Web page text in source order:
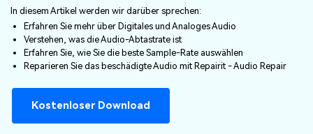
Lösungen
Presseraum
Shop
Support
Online
Mehr
Desktop
Warum Repairit
Experte für Datenreparatur
Weitere Produkte
Ressourcen
Computerprobleme lösen
Preis
In diesem Artikel werden wir darüber sprechen:
Erfahren Sie mehr über Digitales und Analoges Audio
Verstehen, was die Audio-Abtastrate ist
Erfahren Sie, wie Sie die beste Sample-Rate auswählen
Reparieren Sie das beschädigte Audio mit Repairit - Audio Repair
Kostenloser Download